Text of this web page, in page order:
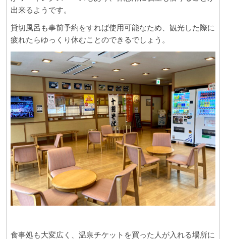
出来るようです。
貸切風呂も事前予約をすれば使用可能なため、観光した際に
疲れたらゆっくり休むことのできるでしょう。
食事処も大変広く、温泉チケットを買った人が入れる場所に